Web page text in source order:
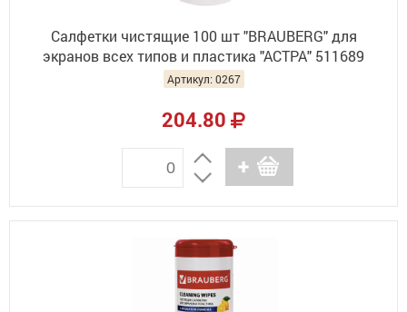
Салфетки чистящие 100 шт "BRAUBERG" для
экранов всех типов и пластика "АСТРА" 511689
Артикул: 0267
204.80